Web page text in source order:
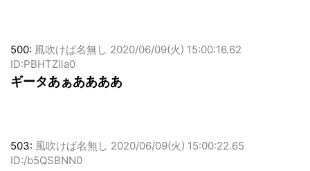
500: 風吹けば名無し 2020/06/09(火) 15:00:16.62
ID:PBHTZIla0
ギータあぁああああ
503: 風吹けば名無し 2020/06/09(火) 15:00:22.65
ID:/b5QSBNN0